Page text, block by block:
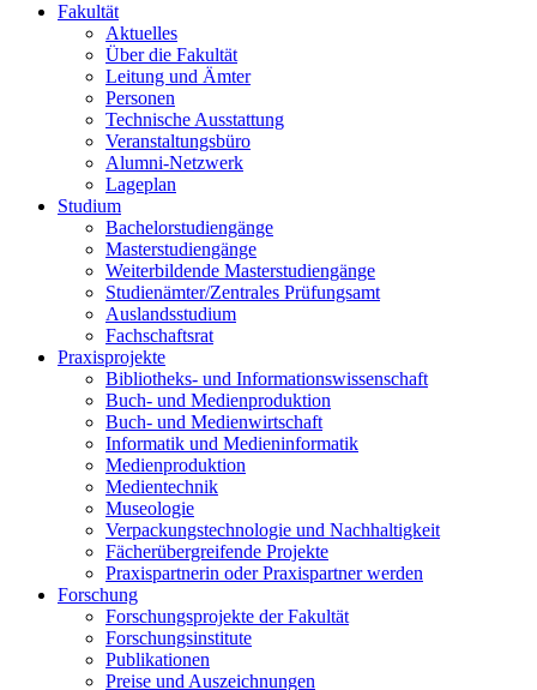
Fakultät
Aktuelles
Über die Fakultät
Leitung und Ämter
Personen
Technische Ausstattung
Veranstaltungsbüro
Alumni-Netzwerk
Lageplan
Studium
Bachelorstudiengänge
Masterstudiengänge
Weiterbildende Masterstudiengänge
Studienämter/Zentrales Prüfungsamt
Auslandsstudium
Fachschaftsrat
Praxisprojekte
Bibliotheks- und Informationswissenschaft
Buch- und Medienproduktion
Buch- und Medienwirtschaft
Informatik und Medieninformatik
Medienproduktion
Medientechnik
Museologie
Verpackungstechnologie und Nachhaltigkeit
Fächerübergreifende Projekte
Praxispartnerin oder Praxispartner werden
Forschung
Forschungsprojekte der Fakultät
Forschungsinstitute
Publikationen
Preise und Auszeichnungen